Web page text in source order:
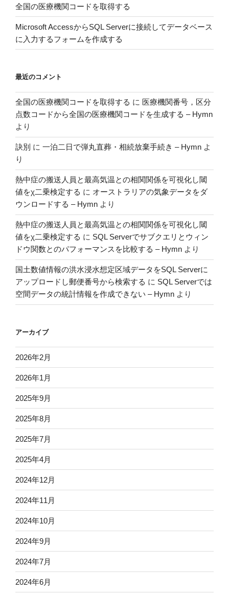
化
人
口
の
に
占
め
る
割
合
の
移
を
グ
ラ
フ
化
す
る”
の
全国の医療機関コードを取得する
Microsoft AccessからSQL Serverに接続してデータベース
に入力するフォームを作成する
最近のコメント
全国の医療機関コードを取得する に 医療機関番号，区分
点数コードから全国の医療機関コードを生成する – Hymn
より
訣別 に 一泊二日で弾丸直葬・相続放棄手続き – Hymn よ
り
熱中症の搬送人員と最高気温との相関関係を可視化し閾
値をχ二乗検定する に オーストラリアの気象データをダ
ウンロードする – Hymn より
熱中症の搬送人員と最高気温との相関関係を可視化し閾
値をχ二乗検定する に SQL Serverでサブクエリとウィン
ドウ関数とのパフォーマンスを比較する – Hymn より
国土数値情報の洪水浸水想定区域データをSQL Serverに
アップロードし郵便番号から検索する に SQL Serverでは
空間データの統計情報を作成できない – Hymn より
アーカイブ
2026年2月
2026年1月
2025年9月
2025年8月
2025年7月
2025年4月
2024年12月
2024年11月
2024年10月
2024年9月
2024年7月
2024年6月